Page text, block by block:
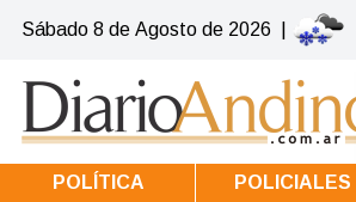
Sábado 8 de Agosto de 2026
POLÍTICA POLICIALES